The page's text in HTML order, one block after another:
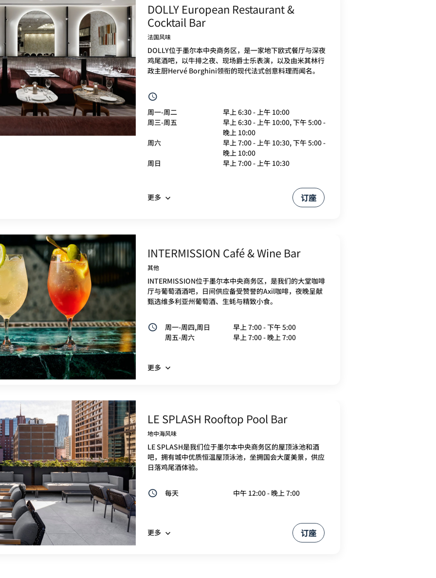
DOLLY European Restaurant &
Cocktail Bar
法国风味
DOLLY位于墨尔本中央商务区，是一家地下欧式餐厅与深夜
鸡尾酒吧，以牛排之夜、现场爵士乐表演，以及由米其林行
政主厨Hervé Borghini领衔的现代法式创意料理而闻名。
周一-周二
早上 6:30 - 上午 10:00
周三-周五
早上 6:30 - 上午 10:00, 下午 5:00 -
晚上 10:00
周六
早上 7:00 - 上午 10:30, 下午 5:00 -
晚上 10:00
周日
早上 7:00 - 上午 10:30
更多 订座
INTERMISSION Café & Wine Bar
其他
INTERMISSION位于墨尔本中央商务区，是我们的大堂咖啡
厅与葡萄酒酒吧，日间供应备受赞誉的Axil咖啡，夜晚呈献
甄选维多利亚州葡萄酒、生蚝与精致小食。
周一-周四,周日
早上 7:00 - 下午 5:00
周五-周六
早上 7:00 - 晚上 7:00
更多
LE SPLASH Rooftop Pool Bar
地中海风味
LE SPLASH是我们位于墨尔本中央商务区的屋顶泳池和酒
吧，拥有城中优质恒温屋顶泳池，坐拥国会大厦美景，供应
日落鸡尾酒体验。
每天 中午 12:00 - 晚上 7:00
更多 订座